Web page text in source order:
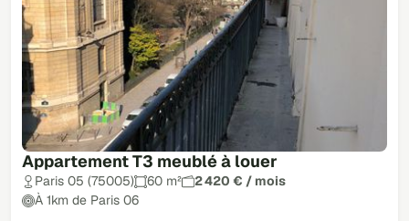
Appartement T3 meublé à louer
Paris 05 (75005) 60 m²
2 420 € / mois
À 1km de Paris 06